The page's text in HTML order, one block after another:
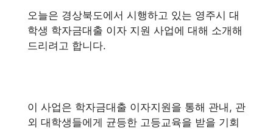
오늘은 경상북도에서 시행하고 있는 영주시 대
학생 학자금대출 이자 지원 사업에 대해 소개해
드리려고 합니다.
이 사업은 학자금대출 이자지원을 통해 관내, 관
외 대학생들에게 균등한 고등교육을 받을 기회